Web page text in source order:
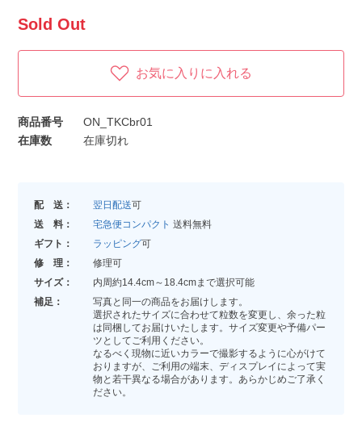
Sold Out
お気に入りに入れる
商品番号
ON_TKCbr01
在庫数
在庫切れ
配 送： 翌日配送可
送 料：
宅急便コンパクト 送料無料
ギフト：
ラッピング可
修 理：
修理可
サイズ：
内周約14.4cm～18.4cmまで選択可能
補足：
写真と同一の商品をお届けします。
選択されたサイズに合わせて粒数を変更し、余った粒
は同梱してお届けいたします。サイズ変更や予備パー
ツとしてご利用ください。
なるべく現物に近いカラーで撮影するように心がけて
おりますが、ご利用の端末、ディスプレイによって実
物と若干異なる場合があります。あらかじめご了承く
ださい。